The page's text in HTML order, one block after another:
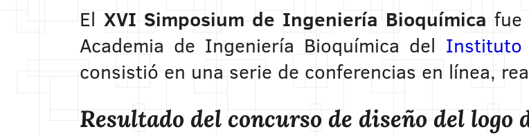
El XVI Simposium de Ingeniería Bioquímica fue
Academia de Ingeniería Bioquímica del Instituto
consistió en una serie de conferencias en línea,
Resultado del concurso de diseño del logo